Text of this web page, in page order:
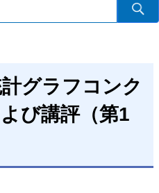
グラフコンク
び講評（第1